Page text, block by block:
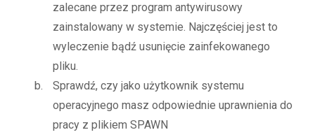
zalecane przez program antywirusowy
zainstalowany w systemie. Najczęściej jest to
wyleczenie bądź usunięcie zainfekowanego
pliku.
Sprawdź, czy jako użytkownik systemu
operacyjnego masz odpowiednie uprawnienia do
pracy z plikiem SPAWN